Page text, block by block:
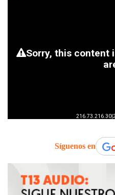
Síguenos en